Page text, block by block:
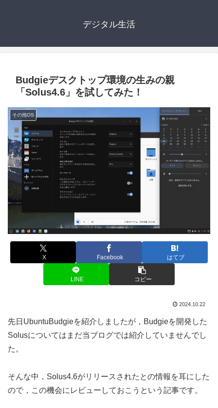
デジタル生活
Budgieデスクトップ環境の生みの親
「Solus4.6」を試してみた！
その他OS
X Facebook はてブ
LINE コピー
2024.10.22
先日UbuntuBudgieを紹介しましたが，Budgieを開発した
Solusについてはまだ当ブログでは紹介していませんでし
た。
そんな中，Solus4.6がリリースされたとの情報を耳にした
ので，この機会にレビューしておこうという記事です。